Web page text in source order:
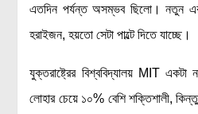
এতদিন পর্যন্ত অসম্ভব ছিলো। নতুন
হরাইজন, হয়তো সেটা পাল্টে দিতে যাচ্ছে।
যুক্তরাষ্ট্রের বিশ্ববিদ্যালয় MIT একটা
লোহার চেয়ে ১০% বেশি শক্তিশালী,